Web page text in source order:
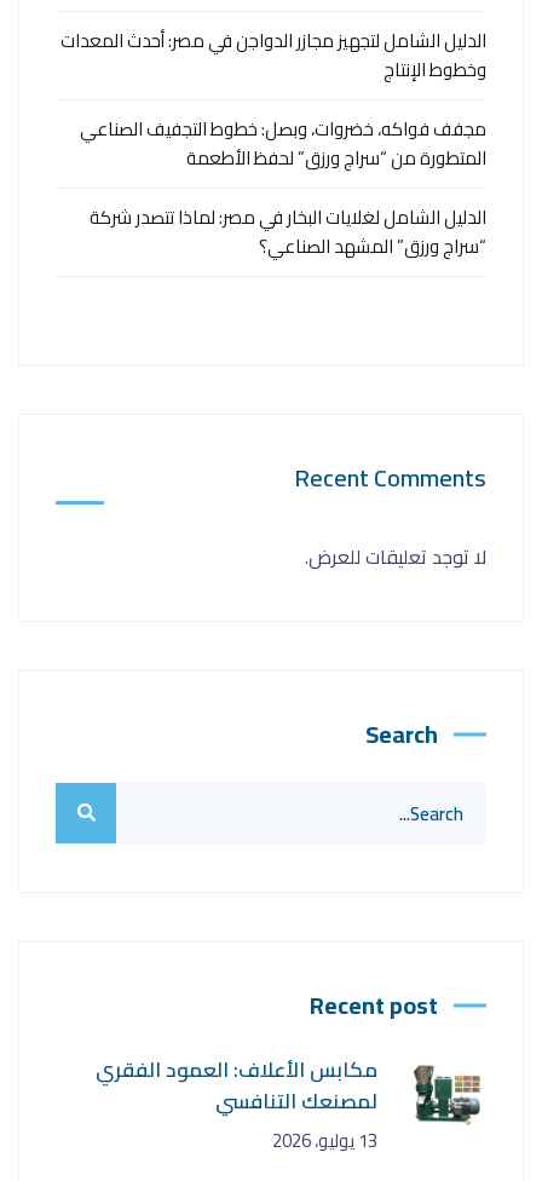
الدليل الشامل لتجهيز مجازر الدواجن في مصر: أحدث المعدات
وخطوط الإنتاج
مجفف فواكه، خضروات، وبصل: خطوط التجفيف الصناعي
المتطورة من “سراج ورزق” لحفظ الأطعمة
الدليل الشامل لغلايات البخار في مصر: لماذا تتصدر شركة
“سراج ورزق” المشهد الصناعي؟
Recent Comments
لا توجد تعليقات للعرض.
Search
Recent post
مكابس الأعلاف: العمود الفقري
لمصنعك التنافسي
13 يوليو، 2026